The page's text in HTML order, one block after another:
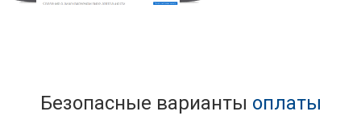
Безопасные варианты оплаты